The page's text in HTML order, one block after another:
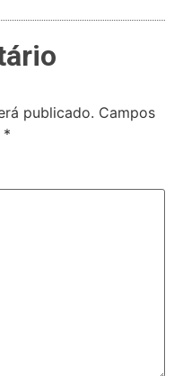
publicado. Campos
*